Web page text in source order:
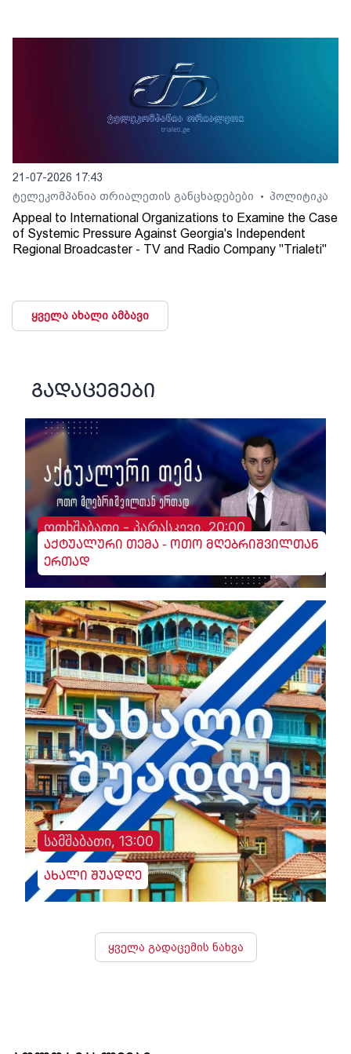
21-07-2026 17:43
ტელეკომპანია თრიალეთის განცხადებები
• პოლიტიკა
Appeal to International Organizations to Examine the Case
of Systemic Pressure Against Georgia's Independent
Regional Broadcaster - TV and Radio Company "Trialeti"
ყველა ახალი ამბავი
გადაცემები
ოთხშაბათი - პარასკევი, 20:00
აქტუალური თემა - ოთო მღებრიშვილთან
ერთად
სამშაბათი, 13:00
ახალი შუადღე
ყველა გადაცემის ნახვა